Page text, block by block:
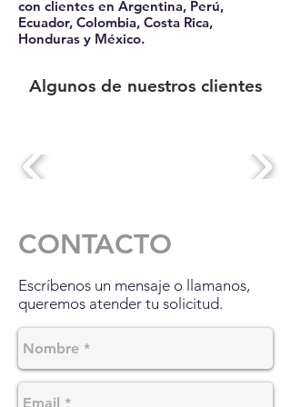
con clientes en Argentina, Perú,
Ecuador, Colombia, Costa Rica,
Honduras y México.
Algunos de nuestros clientes
CONTACTO
Escríbenos un mensaje o llamanos,
queremos atender tu solicitud.